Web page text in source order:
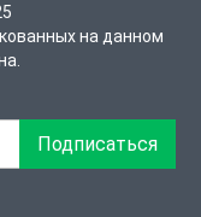
на данном
Подписаться